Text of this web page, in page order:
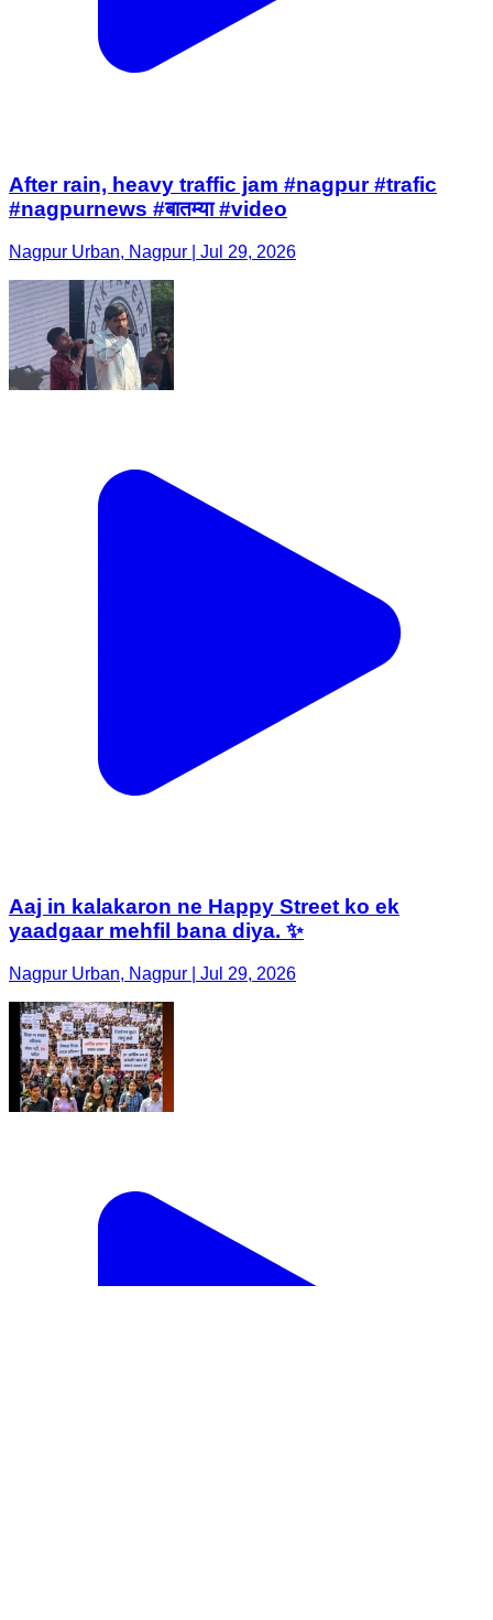
After rain, heavy traffic jam #nagpur #trafic
#nagpurnews #बातम्या #video
Nagpur Urban, Nagpur | Jul 29, 2026
Aaj in kalakaron ne Happy Street ko ek
yaadgaar mehfil bana diya. ✨
Nagpur Urban, Nagpur | Jul 29, 2026